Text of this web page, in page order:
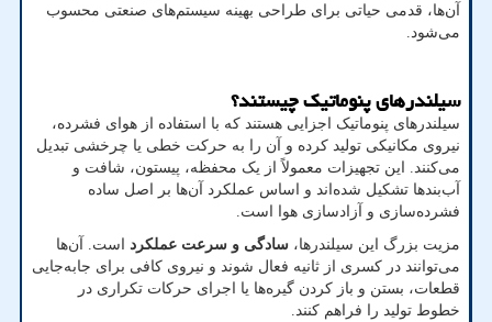
آن‌ها، قدمی حیاتی برای طراحی بهینه سیستم‌های صنعتی محسوب
می‌شود
سیلندرهای پنوماتیک چیستند؟
سیلندرهای پنوماتیک اجزایی هستند که با استفاده از هوای فشرده،
نیروی مکانیکی تولید کرده و آن را به حرکت خطی یا چرخشی تبدیل
می‌کنند. این تجهیزات معمولاً از یک محفظه، پیستون، شافت و
آب‌بندها تشکیل شده‌اند و اساس عملکرد آن‌ها بر اصل ساده
فشرده‌سازی و آزادسازی هوا است
مزیت بزرگ این سیلندرها، سادگی و سرعت عملکرد است. آن‌ها
می‌توانند در کسری از ثانیه فعال شوند و نیروی کافی برای جابه‌جایی
قطعات، بستن و باز کردن گیره‌ها یا اجرای حرکات تکراری در
خطوط تولید را فراهم کنند